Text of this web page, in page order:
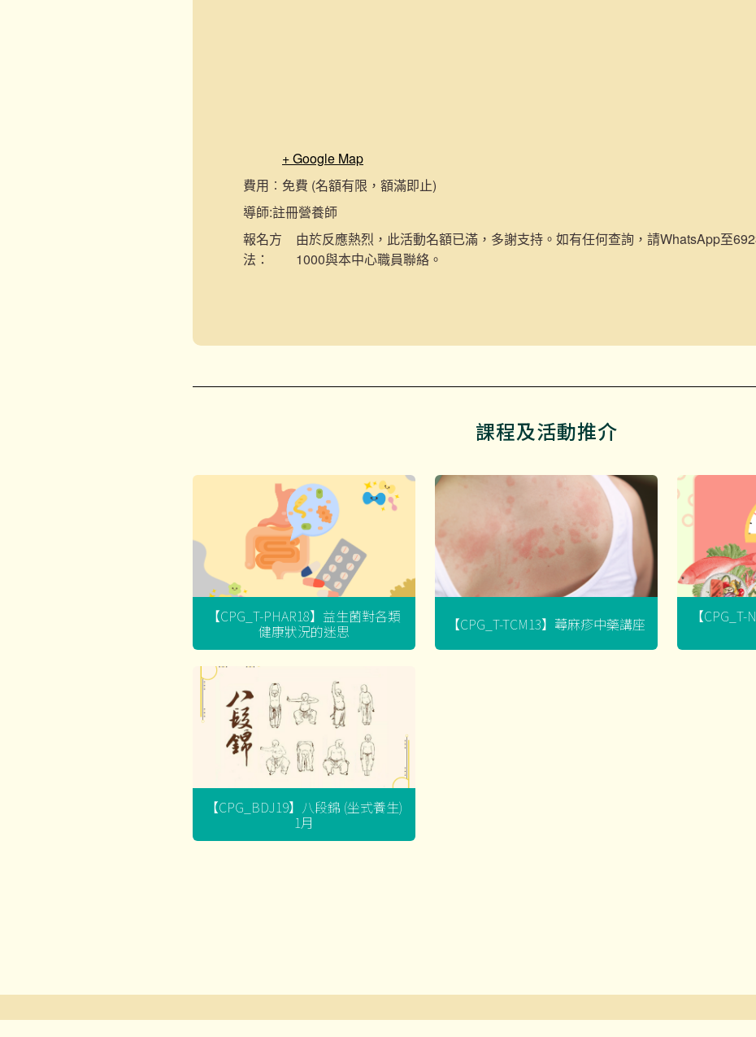
+ Google Map
費用︰ 免費 (名額有限，額滿即止)
導師:註冊營養師
報名方
法：
由於反應熱烈，此活動名額已滿，多謝支持。如有任何查詢，請WhatsApp至
1000與本中心職員聯絡。
課程及活動推介
【CPG_T-PHAR18】益生菌對各類
健康狀況的迷思 【CPG_T-TCM13】蕁麻疹中藥講座 【
【CPG_BDJ19】八段錦 (坐式養生)
1月